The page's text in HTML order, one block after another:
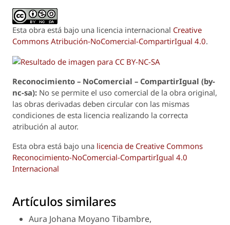
Esta obra está bajo una licencia internacional Creative
Commons Atribución-NoComercial-CompartirIgual 4.0.
Reconocimiento – NoComercial – CompartirIgual (by-
nc-sa): No se permite el uso comercial de la obra original,
las obras derivadas deben circular con las mismas
condiciones de esta licencia realizando la correcta
atribución al autor.
Esta obra está bajo una licencia de Creative Commons
Reconocimiento-NoComercial-CompartirIgual 4.0
Internacional
Artículos similares
Aura Johana Moyano Tibambre,